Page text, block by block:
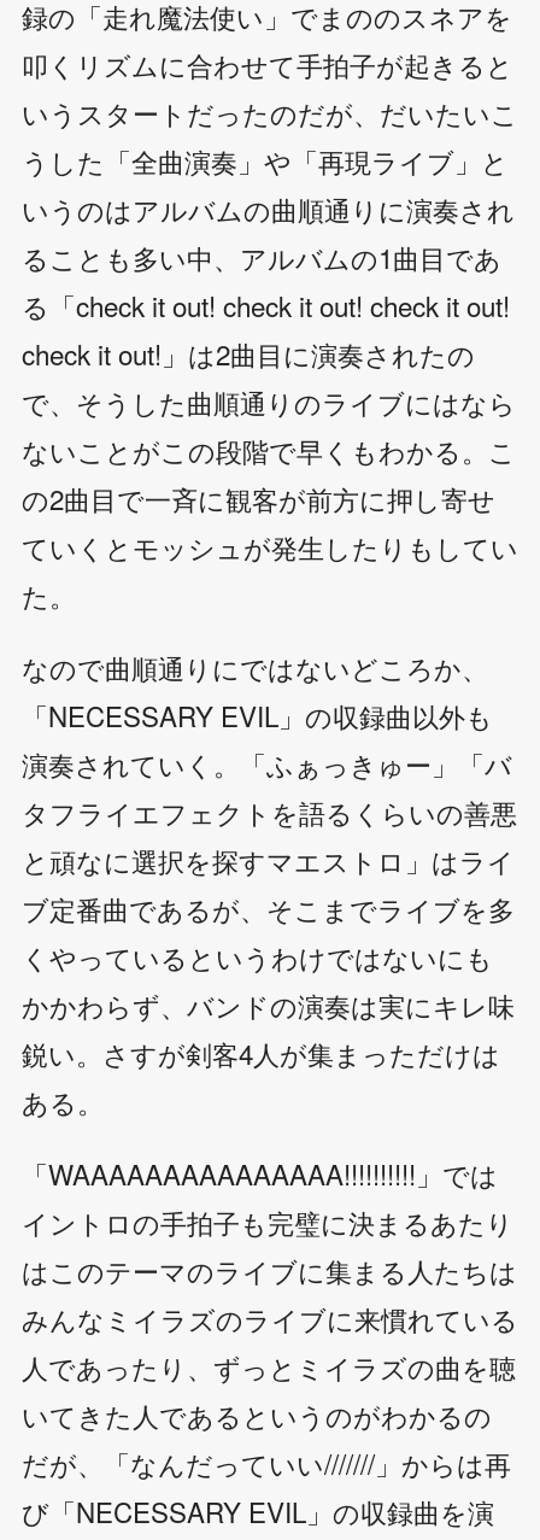
録の「走れ魔法使い」でまののスネアを
叩くリズムに合わせて手拍子が起きると
いうスタートだったのだが、だいたいこ
うした「全曲演奏」や「再現ライブ」と
いうのはアルバムの曲順通りに演奏され
ることも多い中、アルバムの1曲目であ
る「check it out! check it out! check it out!
check it out!」は2曲目に演奏されたの
で、そうした曲順通りのライブにはなら
ないことがこの段階で早くもわかる。こ
の2曲目で一斉に観客が前方に押し寄せ
ていくとモッシュが発生したりもしてい
た。
なので曲順通りにではないどころか、
「NECESSARY EVIL」の収録曲以外も
演奏されていく。「ふぁっきゅー」「バ
タフライエフェクトを語るくらいの善悪
と頑なに選択を探すマエストロ」はライ
ブ定番曲であるが、そこまでライブを多
くやっているというわけではないにも
かかわらず、バンドの演奏は実にキレ味
鋭い。さすが剣客4人が集まっただけは
ある。
「WAAAAAAAAAAAAAAA!!!!!!!!!!」では
イントロの手拍子も完璧に決まるあたり
はこのテーマのライブに集まる人たちは
みんなミイラズのライブに来慣れている
人であったり、ずっとミイラズの曲を聴
いてきた人であるというのがわかるの
だが、「なんだっていい///////」からは再
び「NECESSARY EVIL」の収録曲を演